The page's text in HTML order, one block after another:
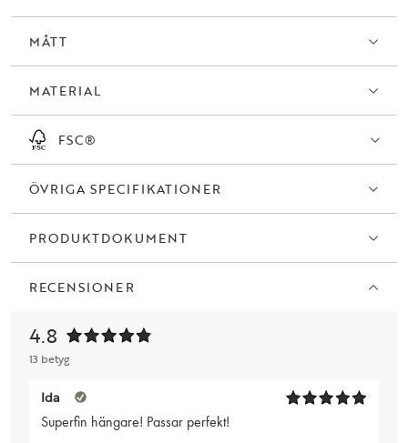
gärna med andra produkter från samma kollektion för en enhetlig
MÅTT
MATERIAL
FSC®
ÖVRIGA SPECIFIKATIONER
PRODUKTDOKUMENT
RECENSIONER
4.8
13 betyg
Ida
Superfin hängare! Passar perfekt!